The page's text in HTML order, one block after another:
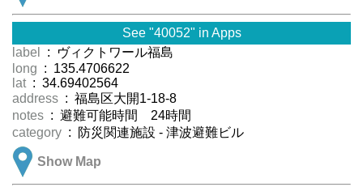
See "40052" in Apps
label
: ヴィクトワール福島
long : 135.4706622
lat : 34.69402564
address : 福島区大開1-18-8
notes : 避難可能時間 24時間
category : 防災関連施設 - 津波避難ビル
Show Map